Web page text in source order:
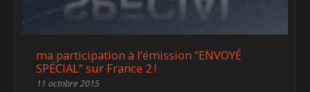
ma participation à l’émission “ENVOYÉ
SPÉCIAL” sur France 2 !
11 octobre 2015